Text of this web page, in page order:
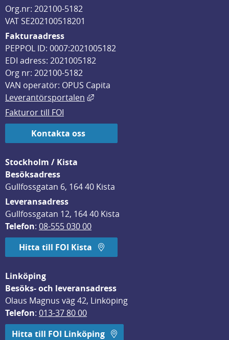
Org.nr: 202100-5182
VAT SE202100518201
Fakturaadress
PEPPOL ID: 0007:2021005182
EDI adress: 2021005182
Org nr: 202100-5182
VAN operatör: OPUS Capita
Leverantörsportalen
Länk till annan webbplats, öppnas
Fakturor till FOI
Kontakta oss
Stockholm / Kista
Besöksadress
Gullfossgatan 6, 164 40 Kista
Leveransadress
Gullfossgatan 12, 164 40 Kista
Telefon: 08-555 030 00
Hitta till FOI Kista
Linköping
Besöks- och leveransadress
Olaus Magnus väg 42, Linköping
Telefon: 013-37 80 00
Hitta till FOI Linköping